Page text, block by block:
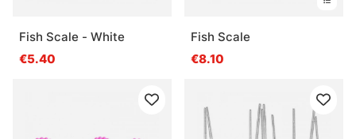
Fish Scale - White
€5.40
Fish Scale
€8.10